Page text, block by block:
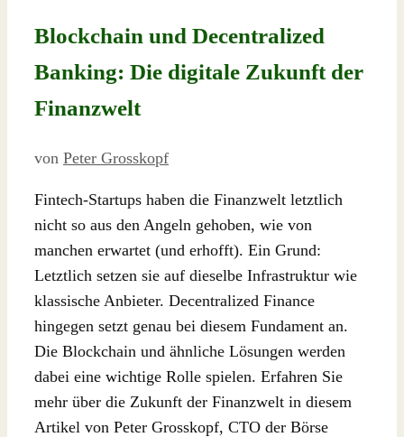
Blockchain und Decentralized
Banking: Die digitale Zukunft der
Finanzwelt
von Peter Grosskopf
Fintech-Startups haben die Finanzwelt letztlich
nicht so aus den Angeln gehoben, wie von
manchen erwartet (und erhofft). Ein Grund:
Letztlich setzen sie auf dieselbe Infrastruktur wie
klassische Anbieter. Decentralized Finance
hingegen setzt genau bei diesem Fundament an.
Die Blockchain und ähnliche Lösungen werden
dabei eine wichtige Rolle spielen. Erfahren Sie
mehr über die Zukunft der Finanzwelt in diesem
Artikel von Peter Grosskopf, CTO der Börse